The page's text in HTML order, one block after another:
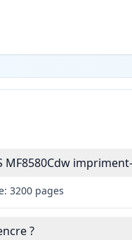
MF8580Cdw
3200 pages
?